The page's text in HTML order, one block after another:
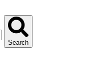
Search